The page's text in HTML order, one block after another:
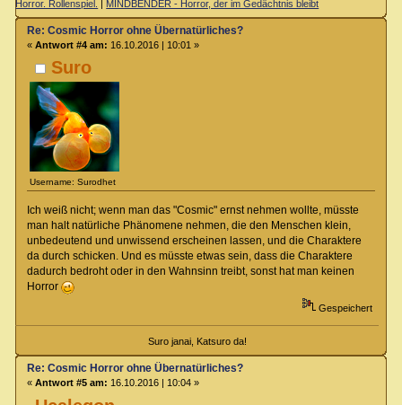
Horror. Rollenspiel. | MINDBENDER - Horror, der im Gedächtnis bleibt
Suro
Username: Surodhet
Re: Cosmic Horror ohne Übernatürliches?
« Antwort #4 am: 16.10.2016 | 10:01 »
Ich weiß nicht; wenn man das "Cosmic" ernst nehmen wollte, müsste
man halt natürliche Phänomene nehmen, die den Menschen klein,
unbedeutend und unwissend erscheinen lassen, und die Charaktere
da durch schicken. Und es müsste etwas sein, dass die Charaktere
dadurch bedroht oder in den Wahnsinn treibt, sonst hat man keinen
Horror
Gespeichert
Suro janai, Katsuro da!
Re: Cosmic Horror ohne Übernatürliches?
« Antwort #5 am: 16.10.2016 | 10:04 »